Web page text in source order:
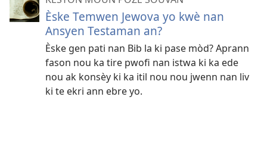
Èske Temwen Jewova yo kwè nan
Ansyen Testaman an?
Èske gen pati nan Bib la ki pase mòd? Aprann
fason nou ka tire pwofi nan istwa ki ka ede
nou ak konsèy ki ka itil nou nou jwenn nan liv
ki te ekri ann ebre yo.